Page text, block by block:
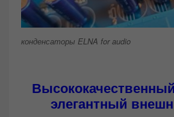
конденсаторы ELNA for audio
элегантный